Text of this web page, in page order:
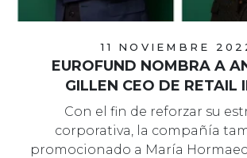
11 NOVIEMBRE
EUROFUND NOMBRA A
GILLEN CEO DE RETAIL
Con el fin de reforzar su
corporativa, la compañía
promocionado a María